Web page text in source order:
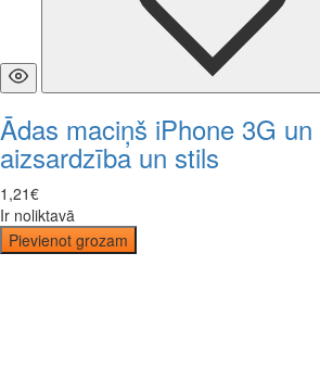
Ādas maciņš iPhone 3G
aizsardzība un stils
1 ,21€
Ir noliktavā
Pievienot grozam